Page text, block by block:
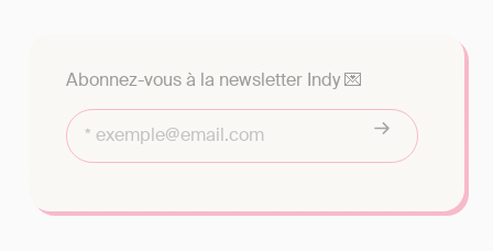
Abonnez-vous à la newsletter Indy 💌